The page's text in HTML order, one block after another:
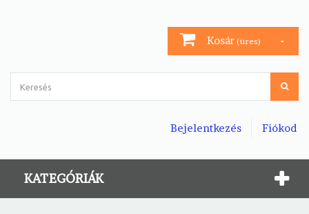
Kosár (üres)
Fiókod
Bejelentkezés
KATEGÓRIÁK